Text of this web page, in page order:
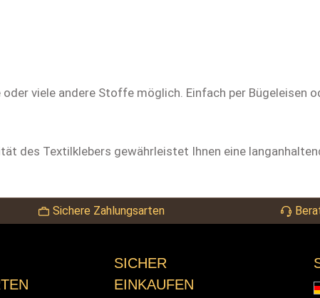
viele andere Stoffe möglich. Einfach per Bügeleisen
des Textilklebers gewährleistet Ihnen eine
Sichere Zahlungsarten
SICHER
EINKAUFEN